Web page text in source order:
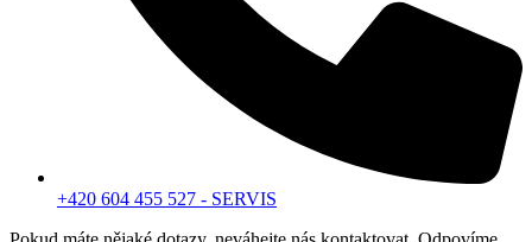
+420 604 455 527 - SERVIS